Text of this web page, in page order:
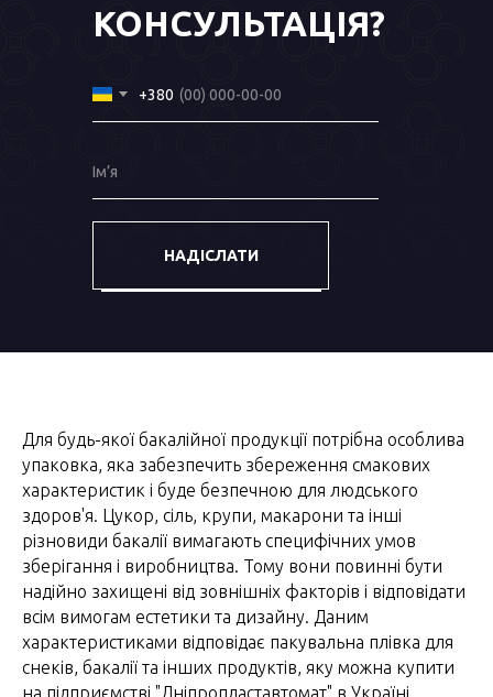
КОНСУЛЬТАЦІЯ?
+380
Ім’я
НАДІСЛАТИ
Для будь-якої бакалійної продукції потрібна особлива
упаковка, яка забезпечить збереження смакових
характеристик і буде безпечною для людського
здоров'я. Цукор, сіль, крупи, макарони та інші
різновиди бакалії вимагають специфічних умов
зберігання і виробництва. Тому вони повинні бути
надійно захищені від зовнішніх факторів і відповідати
всім вимогам естетики та дизайну. Даним
характеристиками відповідає пакувальна плівка для
снеків, бакалії та інших продуктів, яку можна купити
на підприємстві "Дніпропластавтомат" в Україні.